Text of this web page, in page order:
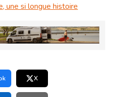
une si longue histoire
X